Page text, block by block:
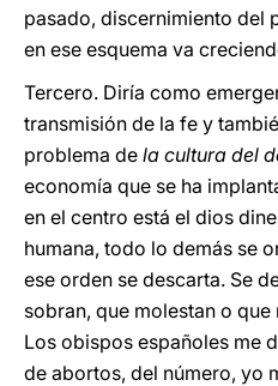
pasado, discernimiento del
en ese esquema va
Tercero. Diría como
transmisión de la fe y
problema de la cultura del
economía que se ha
en el centro está el dios
humana, todo lo demás se
ese orden se descarta. Se
sobran, que molestan o
Los obispos españoles me
de abortos, del número, yo